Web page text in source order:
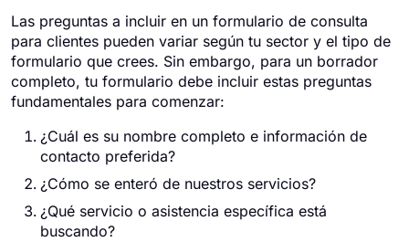
Las preguntas a incluir en un formulario de consulta
para clientes pueden variar según tu sector y el tipo de
formulario que crees. Sin embargo, para un borrador
completo, tu formulario debe incluir estas preguntas
fundamentales para comenzar:
¿Cuál es su nombre completo e información de
contacto preferida?
¿Cómo se enteró de nuestros servicios?
¿Qué servicio o asistencia específica está
buscando?